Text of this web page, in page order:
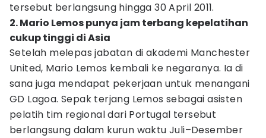
tersebut berlangsung hingga 30 April 2011.
2. Mario Lemos punya jam terbang kepelatihan
cukup tinggi di Asia
Setelah melepas jabatan di akademi Manchester
United, Mario Lemos kembali ke negaranya. Ia di
sana juga mendapat pekerjaan untuk menangani
GD Lagoa. Sepak terjang Lemos sebagai asisten
pelatih tim regional dari Portugal tersebut
berlangsung dalam kurun waktu Juli–Desember